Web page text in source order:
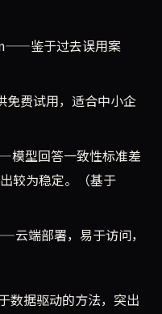
鉴于过去误用案
费试用，适合中小企
型回答一致性标准差
较为稳定。（基于
端部署，易于访问，
数据驱动的方法，突出